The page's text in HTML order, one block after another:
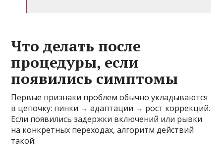
Что делать после
процедуры, если
появились симптомы
Первые признаки проблем обычно укладываются
в цепочку: пинки → адаптации → рост коррекций.
Если появились задержки включений или рывки
на конкретных переходах, алгоритм действий
такой: